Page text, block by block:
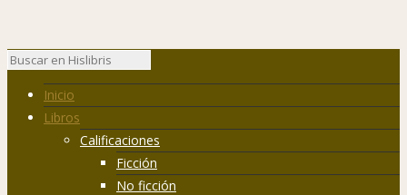
Inicio
Libros
Calificaciones
Ficción
No ficción